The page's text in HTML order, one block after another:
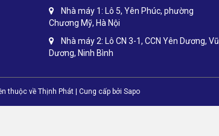
Nhà máy 1: Lô 5, Yên Phúc, phường
Chương Mỹ, Hà Nội
Nhà máy 2: Lô CN 3-1, CCN Yên Dương, Vũ
Dương, Ninh Bình
thuộc về Thịnh Phát | Cung cấp bởi Sapo